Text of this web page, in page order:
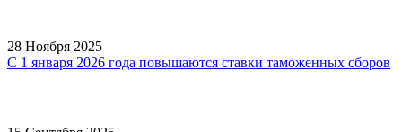
28 Ноября 2025
С 1 января 2026 года повышаются ставки таможенных сборов